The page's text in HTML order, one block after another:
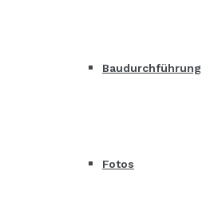
Baudurchführung
Fotos